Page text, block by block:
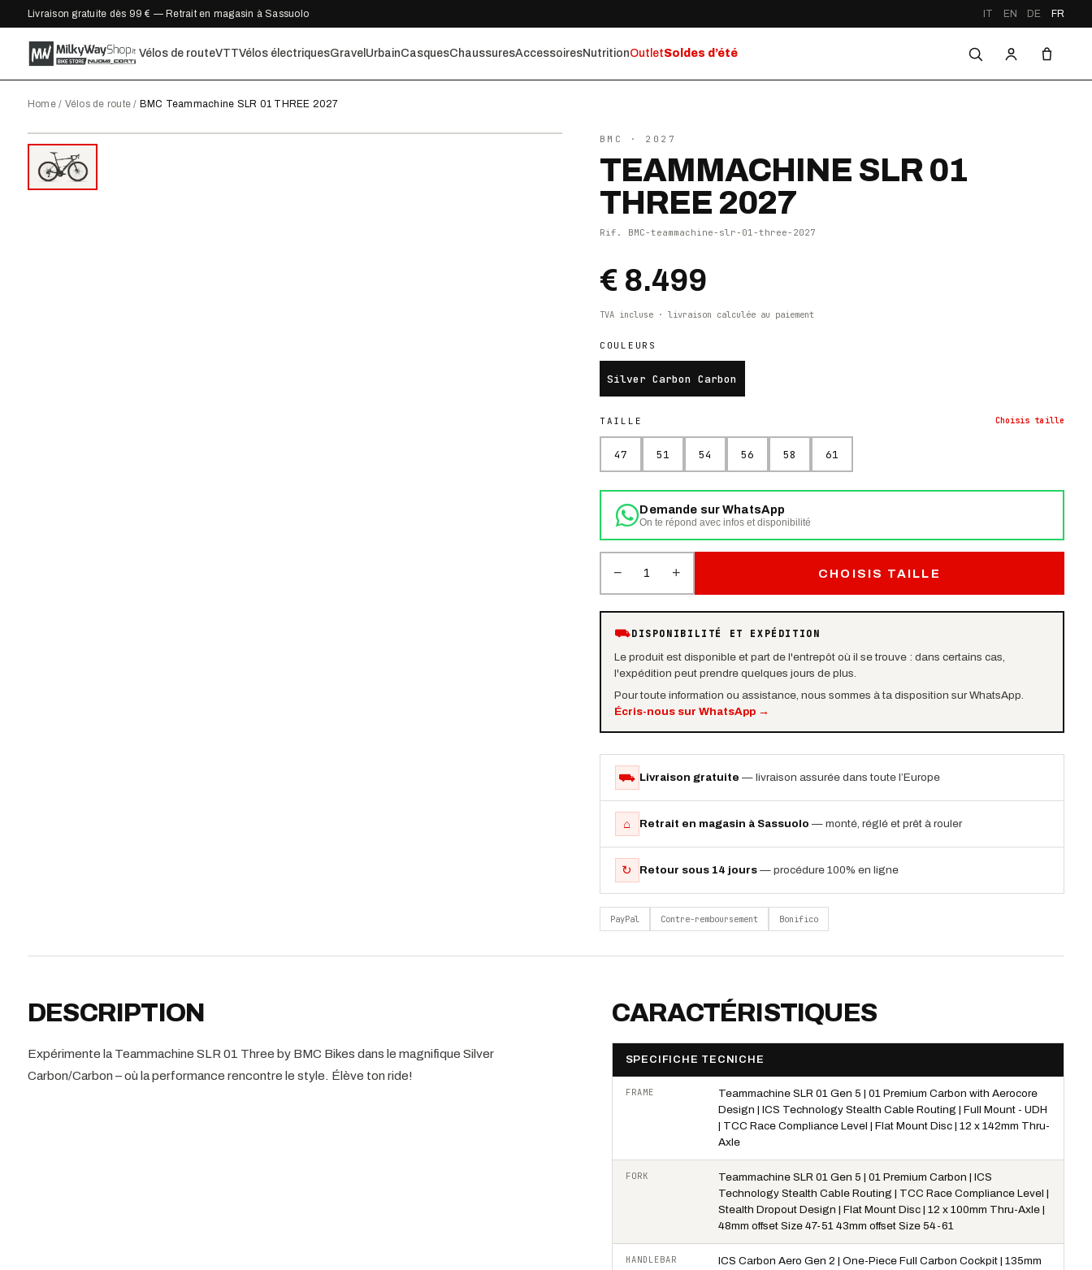
Livraison gratuite dès 99 € — Retrait en magasin à Sassuolo IT EN DE FR
Vélos de routeVTTVélos électriquesGravel UrbainCasquesChaussuresAccessoiresNutritionOutletSoldes d’été
Home/ Vélos de route / BMC Teammachine SLR 01 THREE 2027
2027
BMC · 2027
TEAMMACHINE SLR 01
THREE 2027
Rif. BMC-teammachine-slr-01-three-2027
€ 8.499
TVA incluse · livraison calculée au paiement
COULEURS
Silver Carbon Carbon
TAILLE Choisis taille
47 51 54 56 58 61
Demande sur WhatsApp
On te répond avec infos et disponibilité
− 1 + CHOISIS TAILLE
⛟DISPONIBILITÉ ET EXPÉDITION
Le produit est disponible et part de l'entrepôt où il se trouve : dans certains cas,
l'expédition peut prendre quelques jours de plus.
Pour toute information ou assistance, nous sommes à ta disposition sur WhatsApp.
Écris-nous sur WhatsApp →
⛟ Livraison gratuite — livraison assurée dans toute l’Europe
⌂ Retrait en magasin à Sassuolo — monté, réglé et prêt à rouler
↻ Retour sous 14 jours — procédure 100% en ligne
PayPal Contre-remboursement Bonifico
DESCRIPTION
Expérimente la Teammachine SLR 01 Three by BMC Bikes dans le magnifique Silver
Carbon/Carbon – où la performance rencontre le style. Élève ton ride!
CARACTÉRISTIQUES
SPECIFICHE TECNICHE
FRAME
Teammachine SLR 01 Gen 5 | 01 Premium Carbon with Aerocore
Design | ICS Technology Stealth Cable Routing | Full Mount - UDH
| TCC Race Compliance Level | Flat Mount Disc | 12 x 142mm Thru-
Axle
FORK
Teammachine SLR 01 Gen 5 | 01 Premium Carbon | ICS
Technology Stealth Cable Routing | TCC Race Compliance Level |
Stealth Dropout Design | Flat Mount Disc | 12 x 100mm Thru-Axle |
48mm offset Size 47-51 43mm offset Size 54-61
HANDLEBAR
ICS Carbon Aero Gen 2 | One-Piece Full Carbon Cockpit | 135mm